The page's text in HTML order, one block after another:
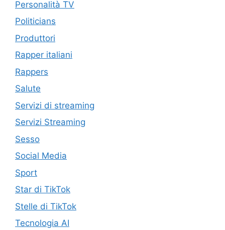
Personalità TV
Politicians
Produttori
Rapper italiani
Rappers
Salute
Servizi di streaming
Servizi Streaming
Sesso
Social Media
Sport
Star di TikTok
Stelle di TikTok
Tecnologia AI